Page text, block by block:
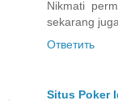
Nikmati
sekarang
Ответить
Situs Poker